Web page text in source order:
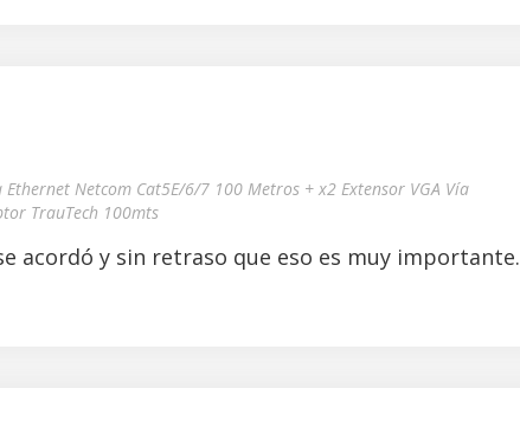
Netcom Cat5E/6/7 100 Metros + x2 Extensor VGA Vía
TrauTech 100mts
acordó y sin retraso que eso es muy importante.